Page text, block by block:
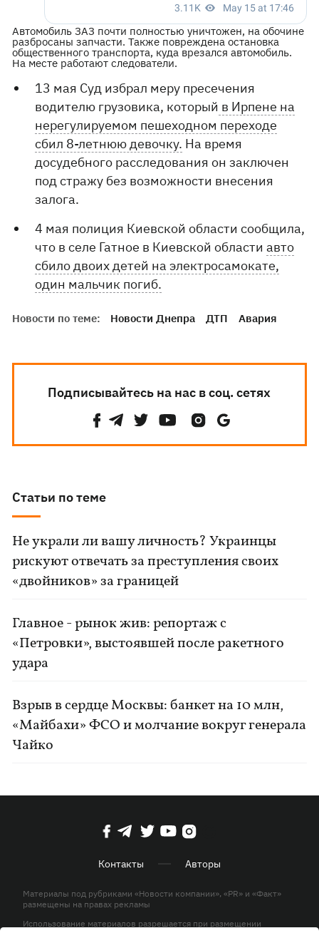
Автомобиль ЗАЗ почти полностью уничтожен, на обочине
разбросаны запчасти. Также повреждена остановка
общественного транспорта, куда врезался автомобиль.
На месте работают следователи.
13 мая Суд избрал меру пресечения
водителю грузовика, который в Ирпене на
нерегулируемом пешеходном переходе
сбил 8-летнюю девочку. На время
досудебного расследования он заключен
под стражу без возможности внесения
залога.
4 мая полиция Киевской области сообщила,
что в селе Гатное в Киевской областиавто
сбило двоих детей на электросамокате,
один мальчик погиб.
Новости по теме: Новости Днепра ДТП Авария
Подписывайтесь на нас в соц. сетях
Статьи по теме
Не украли ли вашу личность? Украинцы
рискуют отвечать за преступления своих
«двойников» за границей
Главное - рынок жив: репортаж с
«Петровки», выстоявшей после ракетного
удара
Взрыв в сердце Москвы: банкет на 10 млн,
«Майбахи» ФСО и молчание вокруг генерала
Чайко
Контакты Авторы
Материалы под рубриками «Новости компании», «PR» и «Факт»
размещены на правах рекламы
Использование материалов разрешается при размещении